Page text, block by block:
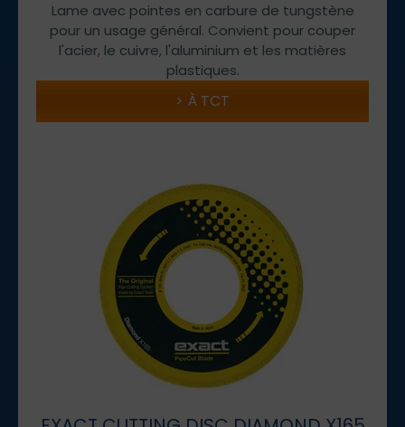
Lame avec pointes en carbure de tungstène
pour un usage général. Convient pour couper
l'acier, le cuivre, l'aluminium et les matières
plastiques.
À TCT